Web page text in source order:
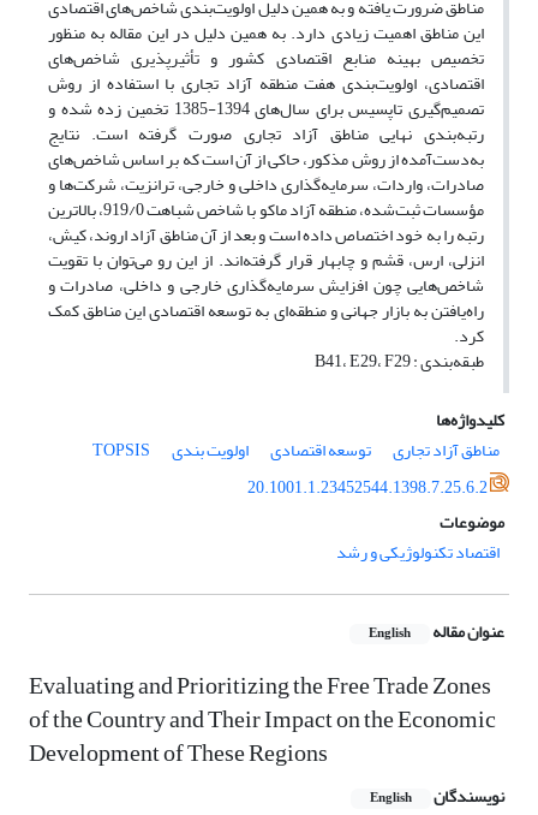
مناطق ضرورت یافته و به همین دلیل اولویت‌بندی شاخص‌های اقتصادی
این مناطق اهمیت زیادی دارد. به همین دلیل در این مقاله به منظور
تخصیص بهینه منابع اقتصادی کشور و تأثیرپذیری شاخص‌های
اقتصادی، اولویت‌بندی هفت منطقه آزاد تجاری با استفاده از روش
تصمیم‌گیری تاپسیس برای سال‌های 1394-1385 تخمین زده شده و
رتبه‌بندی نهایی مناطق آزاد تجاری صورت گرفته است. نتایج
به‌دست‌آمده از روش مذکور، حاکی از آن است که بر اساس شاخص‌های
صادرات، واردات، سرمایه‌گذاری داخلی و خارجی، ترانزیت، شرکت‌ها و
مؤسسات ثبت‌شده، منطقه آزاد ماکو با شاخص شباهت 919/0، بالاترین
رتبه را به خود اختصاص داده است و بعد از آن مناطق آزاد اروند، کیش،
انزلی، ارس، قشم و چابهار قرار گرفته‌اند. از این رو می‌توان با تقویت
شاخص‌هایی چون افزایش سرمایه‌گذاری خارجی و داخلی، صادرات و
راه‌یافتن به بازار جهانی و منطقه‌ای به توسعه اقتصادی این مناطق کمک
کرد.
طبقه‌بندی : B41، E29، F29
کلیدواژه‌ها
مناطق آزاد تجاری
توسعه اقتصادی اولویت بندی
TOPSIS
20.1001.1.23452544.1398.7.25.6.2
موضوعات
اقتصاد تکنولوژیکی و رشد
عنوان مقاله English
Evaluating and Prioritizing the Free Trade Zones
of the Country and Their Impact on the Economic
Development of These Regions
نویسندگان English